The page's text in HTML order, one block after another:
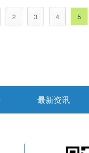
2 3 4 5
最新资讯